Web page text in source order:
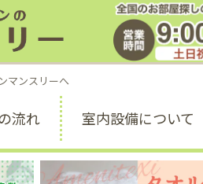
お部屋探しの
受付時間
マンスリーへ
流れ 室内設備について